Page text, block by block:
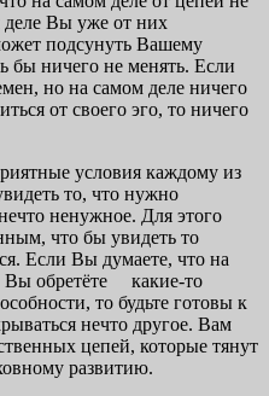
деле Вы уже от них
подсунуть Вашему
бы ничего не менять. Если
но на самом деле ничего
от своего эго, то ничего
условия каждому из
то, что нужно
ненужное. Для этого
что бы увидеть то
Если Вы думаете, что на
Вы обретёте какие-то
то будьте готовы к
нечто другое. Вам
цепей, которые тянут
развитию.